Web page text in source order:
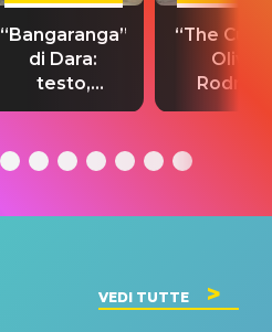
“Bangaranga”
di Dara:
testo,
traduzione e
del singolo
“The
Olivia
testo,
VEDI TUTTE